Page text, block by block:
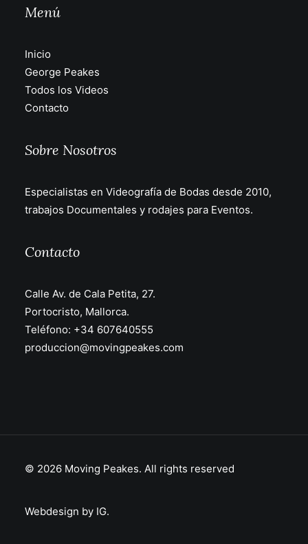
Menú
Inicio
George Peakes
Todos los Videos
Contacto
Sobre Nosotros
Especialistas en Videografía de Bodas desde 2010,
trabajos Documentales y rodajes para Eventos.
Contacto
Calle Av. de Cala Petita, 27.
Portocristo, Mallorca.
Teléfono: +34 607640555
produccion@movingpeakes.com
© 2026 Moving Peakes. All rights reserved
Webdesign by IG.